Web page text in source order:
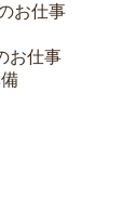
お仕事
お仕事